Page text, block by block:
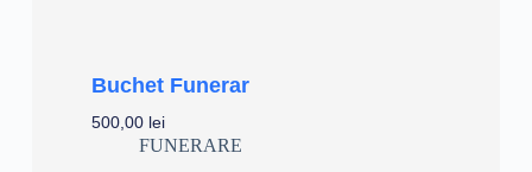
Buchet Funerar
500,00 lei
FUNERARE